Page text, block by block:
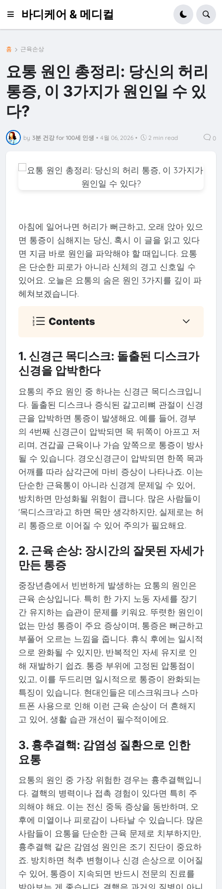
바디케어 & 메디컬
홈 근육손상
요통 원인 총정리: 당신의 허리
통증, 이 3가지가 원인일 수 있
다?
by 3분 건강 for 100세 인생 • 4월 06, 2026 • 2 min read 0
아침에 일어나면 허리가 뻐근하고, 오래 앉아 있으
면 통증이 심해지는 당신, 혹시 이 글을 읽고 있다
면 지금 바로 원인을 파악해야 할 때입니다. 요통
은 단순한 피로가 아니라 신체의 경고 신호일 수
있어요. 오늘은 요통의 숨은 원인 3가지를 깊이 파
헤쳐보겠습니다.
Contents
1. 신경근 목디스크: 돌출된 디스크가
신경을 압박한다
요통의 주요 원인 중 하나는 신경근 목디스크입니
다. 돌출된 디스크나 증식된 갈고리뼈 관절이 신경
근을 압박하면 통증이 발생해요. 예를 들어, 경부
의 4번째 신경근이 압박되면 목 뒤쪽이 아프고 저
리며, 견갑골 근육이나 가슴 앞쪽으로 통증이 방사
될 수 있습니다. 경오신경근이 압박되면 한쪽 목과
어깨를 따라 삼각근에 마비 증상이 나타나죠. 이는
단순한 근육통이 아니라 신경계 문제일 수 있어,
방치하면 만성화될 위험이 큽니다. 많은 사람들이
'목디스크'라고 하면 목만 생각하지만, 실제로는 허
리 통증으로 이어질 수 있어 주의가 필요해요.
2. 근육 손상: 장시간의 잘못된 자세가
만든 통증
중장년층에서 빈번하게 발생하는 요통의 원인은
근육 손상입니다. 특히 한 가지 노동 자세를 장기
간 유지하는 습관이 문제를 키워요. 뚜렷한 원인이
없는 만성 통증이 주요 증상이며, 통증은 뻐근하고
부풀어 오르는 느낌을 줍니다. 휴식 후에는 일시적
으로 완화될 수 있지만, 반복적인 자세 유지로 인
해 재발하기 쉽죠. 통증 부위에 고정된 압통점이
있고, 이를 두드리면 일시적으로 통증이 완화되는
특징이 있습니다. 현대인들은 데스크워크나 스마
트폰 사용으로 인해 이런 근육 손상이 더 흔해지
고 있어, 생활 습관 개선이 필수적이에요.
3. 흉추결핵: 감염성 질환으로 인한
요통
요통의 원인 중 가장 위험한 경우는 흉추결핵입니
다. 결핵의 병력이나 접촉 경험이 있다면 특히 주
의해야 해요. 이는 전신 중독 증상을 동반하며, 오
후에 미열이나 피로감이 나타날 수 있습니다. 많은
사람들이 요통을 단순한 근육 문제로 치부하지만,
흉추결핵 같은 감염성 원인은 조기 진단이 중요하
죠. 방치하면 척추 변형이나 신경 손상으로 이어질
수 있어, 통증이 지속되면 반드시 전문의 진료를